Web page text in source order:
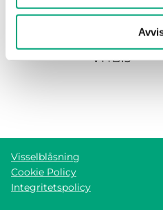
Specifikationer för
VTTB15
Visselblåsning
Cookie Policy
Integritetspolicy